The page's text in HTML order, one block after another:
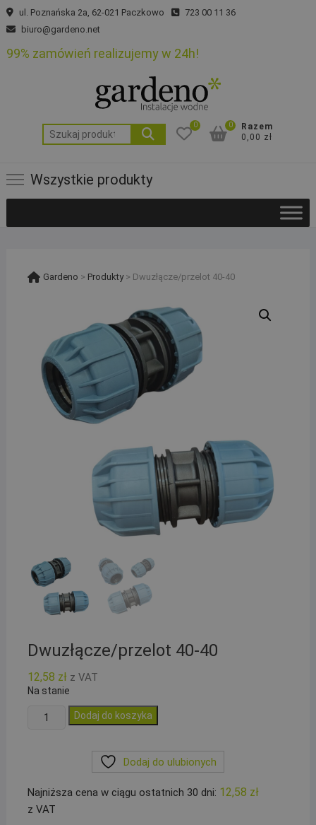
Skip
to
ul. Poznańska 2a, 62-021 Paczkowo
723 00 11 36
biuro@gardeno.net
99% zamówień realizujemy w 24h!
Szukaj:
0
Razem
0,00 zł
0
Wszystkie produkty
Gardeno > Produkty> Dwuzłącze/przelot 40-40
Dwuzłącze/przelot 40-40
12,58 zł z VAT
Na stanie
ilość
Dodaj do koszyka
Dodaj do ulubionych
Najniższa cena w ciągu ostatnich 30 dni: 12,58 zł
z VAT